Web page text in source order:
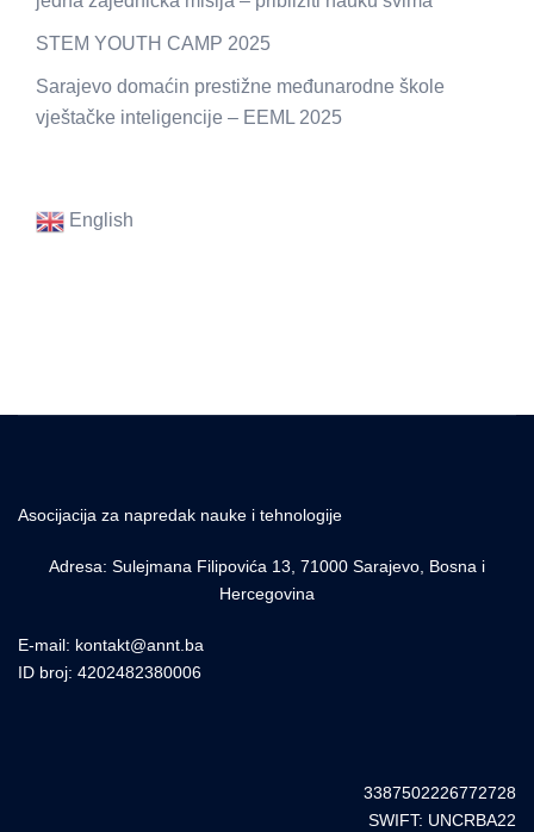
STEM YOUTH CAMP 2025
Sarajevo domaćin prestižne međunarodne škole
vještačke inteligencije – EEML 2025
English
Asocijacija za napredak nauke i tehnologije
Adresa: Sulejmana Filipovića 13, 71000 Sarajevo, Bosna i
Hercegovina
E-mail: kontakt@annt.ba
ID broj: 4202482380006
3387502226772728
SWIFT: UNCRBA22